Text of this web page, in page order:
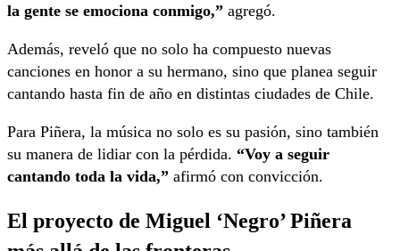
la gente se emociona conmigo,” agregó.
Además, reveló que no solo ha compuesto nuevas
canciones en honor a su hermano, sino que planea seguir
cantando hasta fin de año en distintas ciudades de Chile.
Para Piñera, la música no solo es su pasión, sino también
su manera de lidiar con la pérdida. “Voy a seguir
cantando toda la vida,” afirmó con convicción.
El proyecto de Miguel ‘Negro’ Piñera